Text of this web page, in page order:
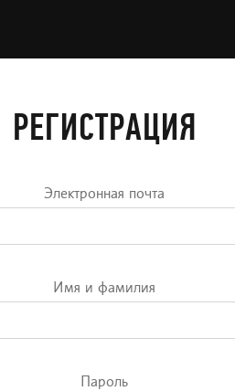
РЕГИСТРАЦИЯ
Электронная почта
Имя и фамилия
Пароль